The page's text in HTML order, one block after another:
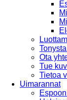
Ota
Tue
Tietoa
Uimarannat